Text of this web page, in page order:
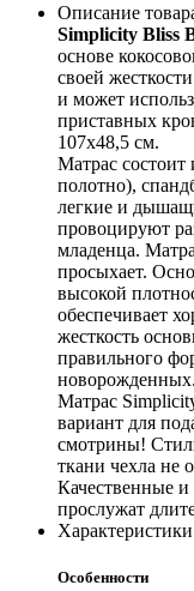
Описание
Simplicity Bliss
основе
своей
и может
приставных
107х48,5 см.
Матрас состоит
полотно),
легкие и
провоцируют
младенца.
просыхает.
высокой
обеспечивает
жесткость
правильного
новорожденных.
Матрас
вариант для
смотрины!
ткани чехла не
Качественные и
прослужат
Характеристики
Особенности